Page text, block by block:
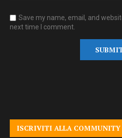
Save my name, email, and
next time I comment.
ISCRIVITI ALLA COMMUNITY